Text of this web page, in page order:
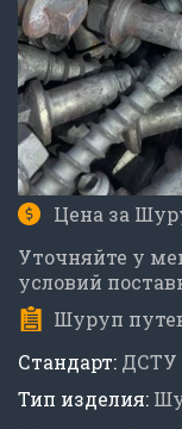
Цена за
Уточняйте у
условий
Шуруп
Стандарт: ДСТУ
Тип изделия: